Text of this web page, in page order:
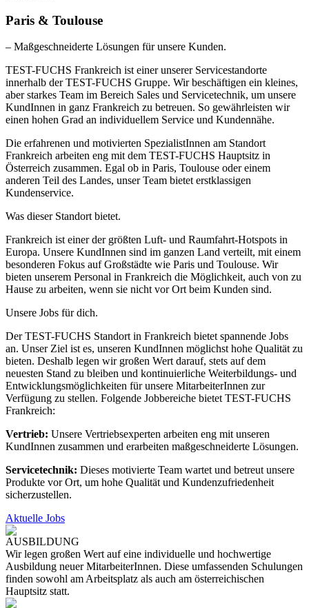
Paris & Toulouse
– Maßgeschneiderte Lösungen für unsere Kunden.
TEST-FUCHS Frankreich ist einer unserer Servicestandorte
innerhalb der TEST-FUCHS Gruppe. Wir beschäftigen ein kleines,
aber starkes Team im Bereich Sales und Servicetechnik, um unsere
KundInnen in ganz Frankreich zu betreuen. So gewährleisten wir
einen hohen Grad an individuellem Service und Kundennähe.
Die erfahrenen und motivierten SpezialistInnen am Standort
Frankreich arbeiten eng mit dem TEST-FUCHS Hauptsitz in
Österreich zusammen. Egal ob in Paris, Toulouse oder einem
anderen Teil des Landes, unser Team bietet erstklassigen
Kundenservice.
Was dieser Standort bietet.
Frankreich ist einer der größten Luft- und Raumfahrt-Hotspots in
Europa. Unsere KundInnen sind im ganzen Land verteilt, mit einem
besonderen Fokus auf Großstädte wie Paris und Toulouse. Wir
bieten unserem Personal in Frankreich die Möglichkeit, auch von zu
Hause zu arbeiten, wenn sie nicht vor Ort beim Kunden sind.
Unsere Jobs für dich.
Der TEST-FUCHS Standort in Frankreich bietet spannende Jobs
an. Unser Ziel ist es, unseren KundInnen möglichst hohe Qualität zu
bieten. Deshalb legen wir großen Wert darauf, stets auf dem
neuesten Stand zu bleiben und kontinuierliche Weiterbildungs- und
Entwicklungsmöglichkeiten für unsere MitarbeiterInnen zur
Verfügung zu stellen. Folgende Jobbereiche bietet TEST-FUCHS
Frankreich:
Vertrieb: Unsere Vertriebsexperten arbeiten eng mit unseren
KundInnen zusammen und erarbeiten maßgeschneiderte Lösungen.
Servicetechnik: Dieses motivierte Team wartet und betreut unsere
Produkte vor Ort, um hohe Qualität und Kundenzufriedenheit
sicherzustellen.
Aktuelle Jobs
AUSBILDUNG
Wir legen großen Wert auf eine individuelle und hochwertige
Ausbildung neuer MitarbeiterInnen. Diese umfassenden Schulungen
finden sowohl am Arbeitsplatz als auch am österreichischen
Hauptsitz statt.